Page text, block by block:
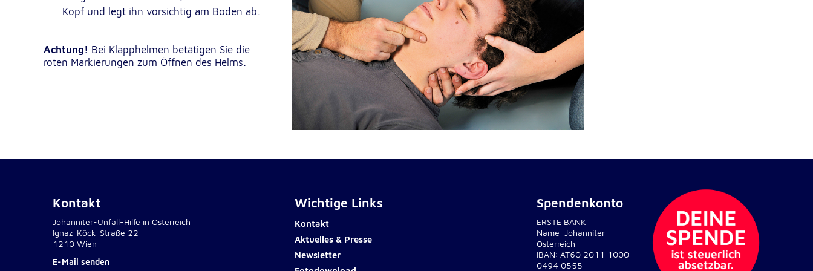
Kopf und legt ihn vorsichtig am Boden ab.
Achtung! Bei Klapphelmen betätigen Sie die
roten Markierungen zum Öffnen des Helms.
Kontakt
Johanniter-Unfall-Hilfe in Österreich
Ignaz-Köck-Straße 22
1210 Wien
E-Mail senden
Wichtige Links
Kontakt
Aktuelles & Presse
Newsletter
Spendenkonto
ERSTE BANK
Name: Johanniter
Österreich
IBAN: AT60 2011 1000
0494 0555
Name: NID
Zweck: Einbinden von interaktiven Google Karten